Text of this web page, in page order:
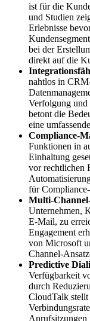
ist für die
und Studien
Erlebnisse
bei der
direkt auf die
nahtlos in
Verfolgung
betont die
eine
Compliance-
Funktionen in
Einhaltung
vor rechtlichen
für
Multi-
Unternehmen,
E-Mail, zu
Engagement
von Microsoft
Channel-
Predictive
Verfügbarkeit
durch
CloudTalk
Anrufsitzungen